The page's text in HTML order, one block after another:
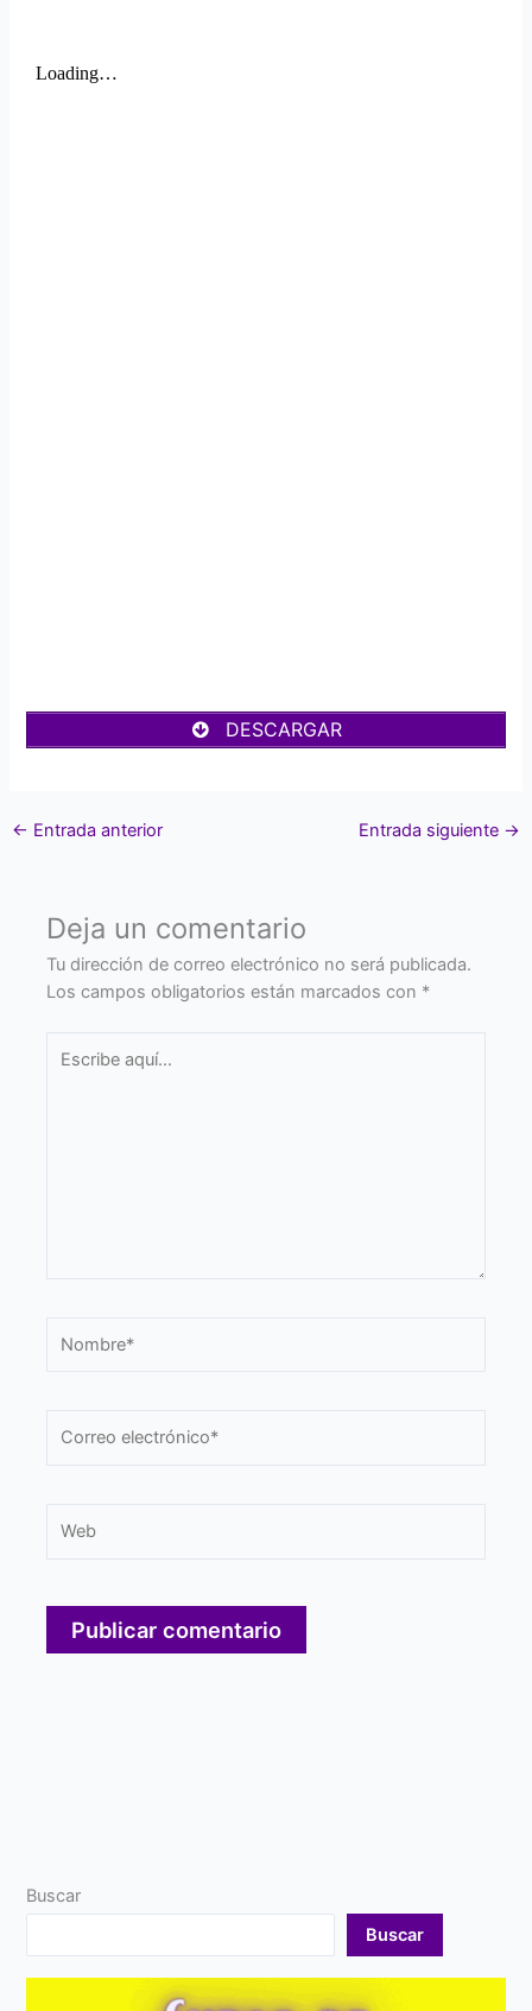
DESCARGAR
← Entrada anterior Entrada siguiente →
Deja un comentario
Tu dirección de correo electrónico no será publicada.
Los campos obligatorios están marcados con *
aquí...
electrónico*
Buscar
Buscar